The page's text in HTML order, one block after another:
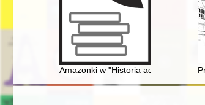
Amazonki w "Historia adversus